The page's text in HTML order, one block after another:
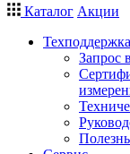
Каталог Акции
Техподдержка
Запрос